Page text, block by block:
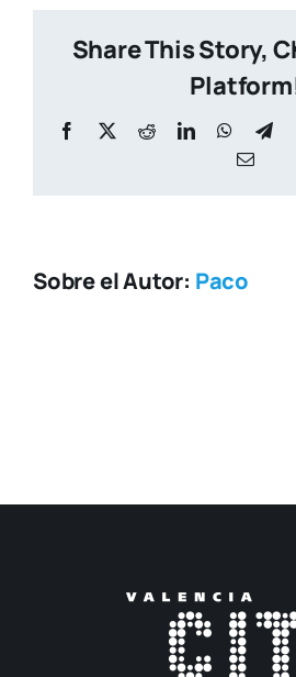
Share This Story,
Facebook
X RedditLinkedIn
Correo
Sobre el Autor: Paco